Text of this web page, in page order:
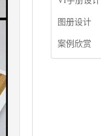
图册设计
案例欣赏